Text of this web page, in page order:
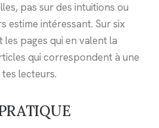
pas sur des intuitions ou
estime intéressant. Sur six
les pages qui en valent la
qui correspondent à une
lecteurs.